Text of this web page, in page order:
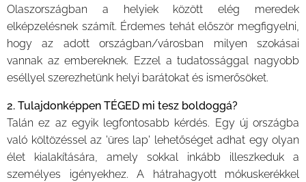
Olaszországban a helyiek között elég meredek
elképzelésnek számít. Érdemes tehát először megfigyelni,
hogy az adott országban/városban milyen szokásai
vannak az embereknek. Ezzel a tudatossággal nagyobb
eséllyel szerezhetünk helyi barátokat és ismerősöket.
2. Tulajdonképpen TÉGED mi tesz boldoggá?
Talán ez az egyik legfontosabb kérdés. Egy új országba
való költözéssel az 'üres lap' lehetőséget adhat egy olyan
élet kialakítására, amely sokkal inkább illeszkeduk a
személyes igényekhez. A hátrahagyott mókuskerékkel